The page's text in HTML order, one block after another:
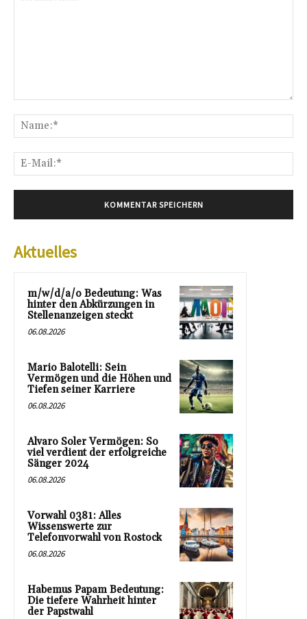
Aktuelles
m/w/d/a/o Bedeutung: Was
hinter den Abkürzungen in
Stellenanzeigen steckt
06.08.2026
Mario Balotelli: Sein
Vermögen und die Höhen und
Tiefen seiner Karriere
06.08.2026
Alvaro Soler Vermögen: So
viel verdient der erfolgreiche
Sänger 2024
06.08.2026
Vorwahl 0381: Alles
Wissenswerte zur
Telefonvorwahl von Rostock
06.08.2026
Habemus Papam Bedeutung:
Die tiefere Wahrheit hinter
der Papstwahl